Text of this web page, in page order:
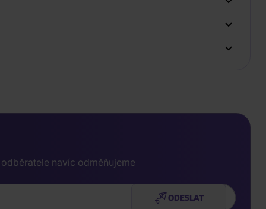
navíc odměňujeme
ODESLAT